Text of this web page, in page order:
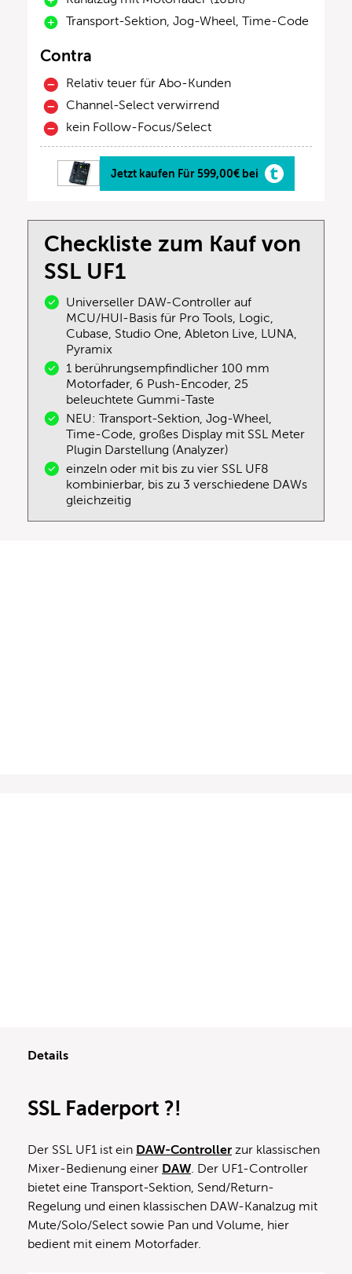
Transport-Sektion, Jog-Wheel, Time-Code
Contra
Relativ teuer für Abo-Kunden
Channel-Select verwirrend
kein Follow-Focus/Select
Jetzt kaufen Für 599,00€ bei
Checkliste zum Kauf von
SSL UF1
Universeller DAW-Controller auf
MCU/HUI-Basis für Pro Tools, Logic,
Cubase, Studio One, Ableton Live, LUNA,
Pyramix
1 berührungsempfindlicher 100 mm
Motorfader, 6 Push-Encoder, 25
beleuchtete Gummi-Taste
NEU: Transport-Sektion, Jog-Wheel,
Time-Code, großes Display mit SSL Meter
Plugin Darstellung (Analyzer)
einzeln oder mit bis zu vier SSL UF8
kombinierbar, bis zu 3 verschiedene DAWs
gleichzeitig
Details
SSL Faderport ?!
Der SSL UF1 ist ein DAW-Controller zur klassischen
Mixer-Bedienung einer DAW . Der UF1-Controller
bietet eine Transport-Sektion, Send/Return-
Regelung und einen klassischen DAW-Kanalzug mit
Mute/Solo/Select sowie Pan und Volume, hier
bedient mit einem Motorfader.